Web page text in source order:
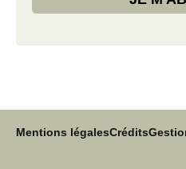
Mentions légalesCrédits